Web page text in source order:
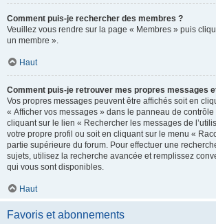
Comment puis-je rechercher des membres ?
Veuillez vous rendre sur la page « Membres » puis
un membre ».
Haut
Comment puis-je retrouver mes propres messages
Vos propres messages peuvent être affichés soit en
« Afficher vos messages » dans le panneau de contrôle
cliquant sur le lien « Rechercher les messages de
votre propre profil ou soit en cliquant sur le menu «
partie supérieure du forum. Pour effectuer une
sujets, utilisez la recherche avancée et remplissez
qui vous sont disponibles.
Haut
Favoris et abonnements